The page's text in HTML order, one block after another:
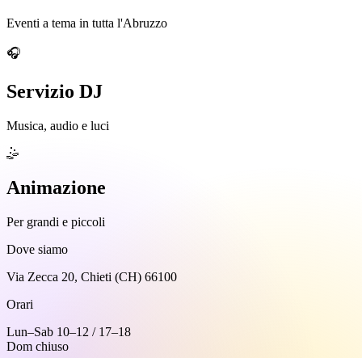
Eventi a tema in tutta l'Abruzzo
🎧
Servizio DJ
Musica, audio e luci
🤹
Animazione
Per grandi e piccoli
Dove siamo
Via Zecca 20, Chieti (CH) 66100
Orari
Lun–Sab 10–12 / 17–18
Dom chiuso